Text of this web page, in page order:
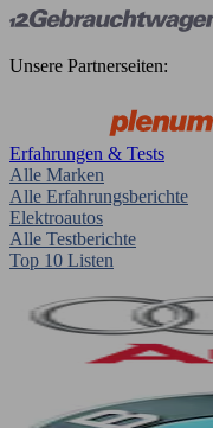
Unsere Partnerseiten:
Erfahrungen & Tests
Alle Marken
Alle Erfahrungsberichte
Elektroautos
Alle Testberichte
Top 10 Listen